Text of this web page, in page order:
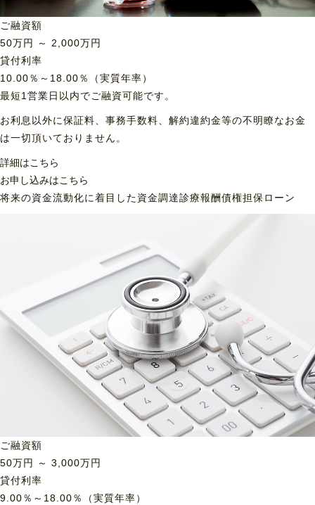
ご融資額
50万円 ～ 2,000万円
貸付利率
10.00％～18.00％（実質年率）
最短1営業日以内でご融資可能です。
お利息以外に保証料、事務手数料、解約違約金等の不明瞭なお金
は一切頂いておりません。
詳細はこちら
お申し込みはこちら
将来の資金流動化に着目した資金調達診療報酬債権担保ローン
ご融資額
50万円 ～ 3,000万円
貸付利率
9.00％～18.00％（実質年率）